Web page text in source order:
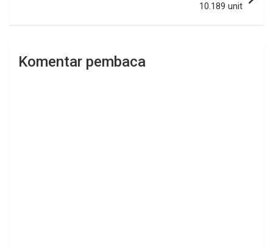
10.189 unit
Komentar pembaca